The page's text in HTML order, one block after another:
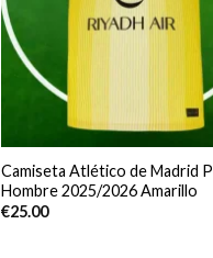
Camiseta Atlético de Madrid
Hombre 2025/2026 Amarillo
€25.00